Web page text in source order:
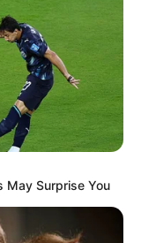
May Surprise You